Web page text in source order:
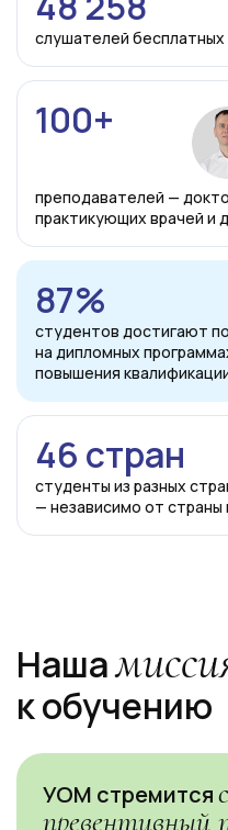
слушателей бесплатных
100+
преподавателей —
практикующих врачей и
87%
студентов достигают
на дипломных
повышения
46 стран
студенты из разных
— независимо от страны
Наша
к обучению
УОМ стремится
превентивный